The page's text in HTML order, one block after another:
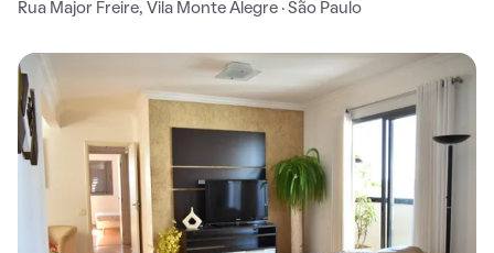
Rua Major Freire, Vila Monte Alegre · São Paulo